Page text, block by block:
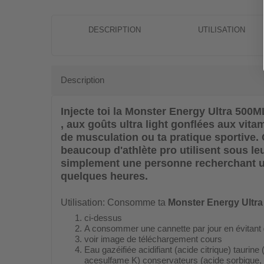
DESCRIPTION UTILISATION
Description
Injecte toi la Monster Energy Ultra
, aux goûts ultra light gonflées aux
de musculation ou ta pratique
beaucoup d'athlète pro utilisent sous
simplement une personne recherchant
quelques heures.
Utilisation: Consomme ta Monster Energy Ultra
ci-dessus
A consommer une cannette par jour en
voir image de téléchargement cours
Eau gazéifiée acidifiant (acide citrique)
acesulfame K) conservateurs (acide